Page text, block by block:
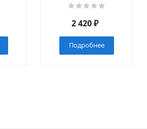
2 420₽
Подробнее